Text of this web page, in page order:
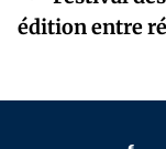
édition entre